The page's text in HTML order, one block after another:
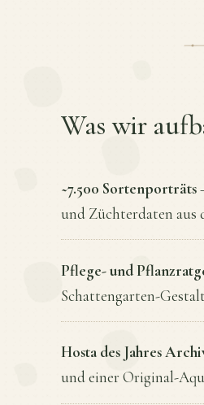
Was wir
~7.500 Sortenporträts
und Züchterdaten aus
Pflege- und
Schattengarten-
Hosta des Jahres
und einer Original-